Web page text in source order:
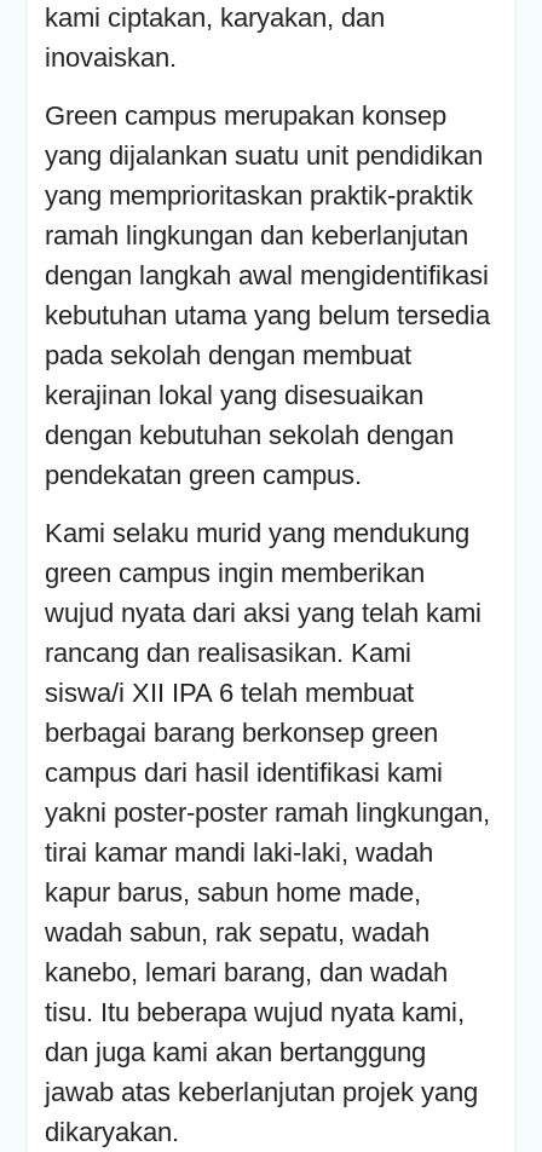
kami ciptakan, karyakan, dan
inovaiskan.
Green campus merupakan konsep
yang dijalankan suatu unit pendidikan
yang memprioritaskan praktik-praktik
ramah lingkungan dan keberlanjutan
dengan langkah awal mengidentifikasi
kebutuhan utama yang belum tersedia
pada sekolah dengan membuat
kerajinan lokal yang disesuaikan
dengan kebutuhan sekolah dengan
pendekatan green campus.
Kami selaku murid yang mendukung
green campus ingin memberikan
wujud nyata dari aksi yang telah kami
rancang dan realisasikan. Kami
siswa/i XII IPA 6 telah membuat
berbagai barang berkonsep green
campus dari hasil identifikasi kami
yakni poster-poster ramah lingkungan,
tirai kamar mandi laki-laki, wadah
kapur barus, sabun home made,
wadah sabun, rak sepatu, wadah
kanebo, lemari barang, dan wadah
tisu. Itu beberapa wujud nyata kami,
dan juga kami akan bertanggung
jawab atas keberlanjutan projek yang
dikaryakan.